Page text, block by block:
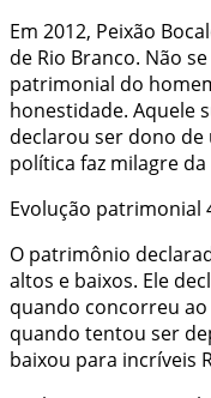
Em 2012, Peixão
de Rio Branco. Não
patrimonial do
honestidade. Aquele
declarou ser dono de
política faz milagre
Evolução patrimonial
O patrimônio
altos e baixos. Ele
quando concorreu ao
quando tentou ser
baixou para incríveis